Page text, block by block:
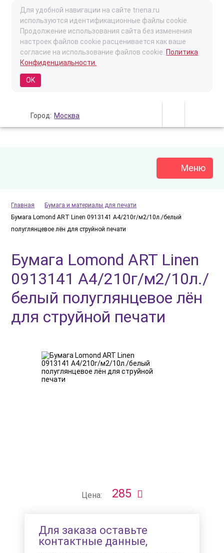
Для удобной навигации на сайте triena.ru
используются идентификационные файлы cookie.
Продолжение использования сайта без изменения
настроек файлов cookie расценивается как ваше
согласие на использование файлов cookie. Политика
Конфиденциальности.
OK
Город: Москва
Меню
Главная
Бумага и материалы для печати
Бумага Lomond ART Linen 0913141 A4/210г/м2/10л./белый
полуглянцевое лён для струйной печати
Бумага Lomond ART Linen
0913141 A4/210г/м2/10л./
белый полуглянцевое лён
для струйной печати
Цена: 285
Для заказа оставьте
контактные данные,